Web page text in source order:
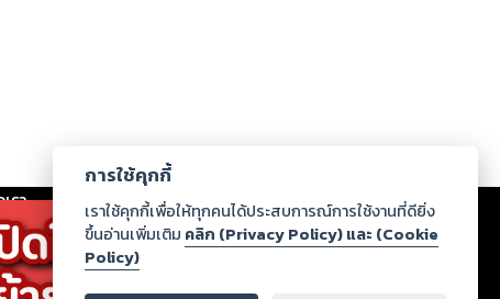
รา ร่วมงานกับเรา ดาวน์โหลด
ว่าละเมิดสิทธิในทรัพย์สินทางปัญญาของบุคคลอื่นหรือ
การใช้คุกกี้
เราใช้คุกกี้เพื่อให้ทุกคนได้ประสบการณ์การใช้งานที่ดียิ่ง
ขึ้นอ่านเพิ่มเติม คลิก (Privacy Policy) และ (Cookie
Policy)